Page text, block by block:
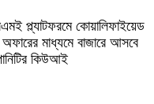
প্ল্যাটফরমে কোয়ালিফাইয়েড
মাধ্যমে বাজারে আসবে
কিউআই